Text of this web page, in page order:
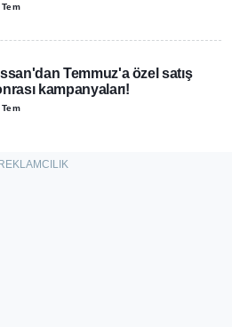
Temmuz'a özel satış
kampanyaları!